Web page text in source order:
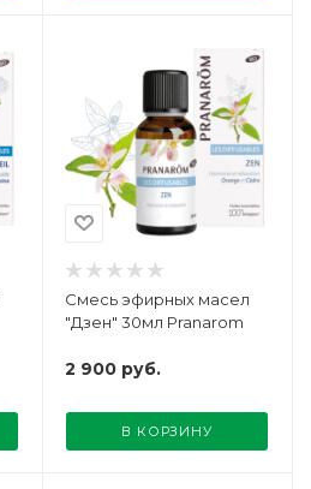
Смесь эфирных масел
"Дзен" 30мл Pranarom
2 900 руб.
В КОРЗИНУ